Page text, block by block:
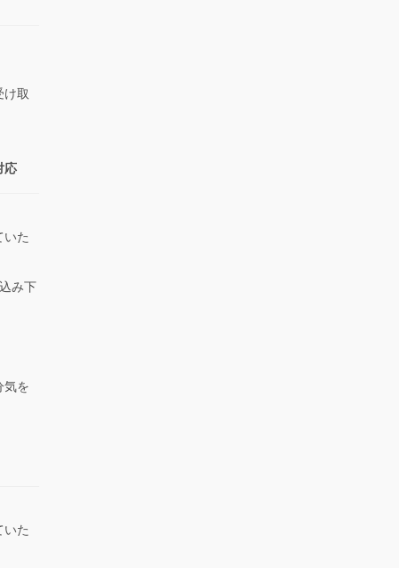
け取
応
いた
み下
気を
いた